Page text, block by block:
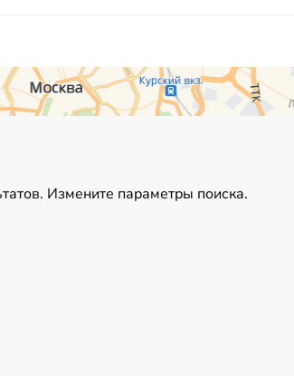
Измените параметры поиска.